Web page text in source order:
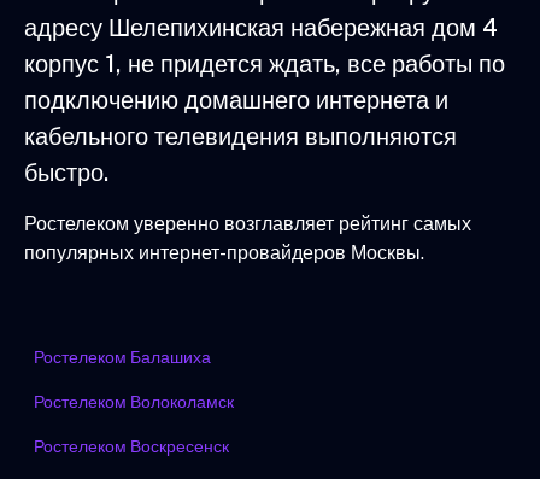
адресу Шелепихинская набережная дом 4
корпус 1, не придется ждать, все работы по
подключению домашнего интернета и
кабельного телевидения выполняются
быстро.
Ростелеком уверенно возглавляет рейтинг самых
популярных интернет-провайдеров Москвы.
Ростелеком Балашиха
Ростелеком Волоколамск
Ростелеком Воскресенск